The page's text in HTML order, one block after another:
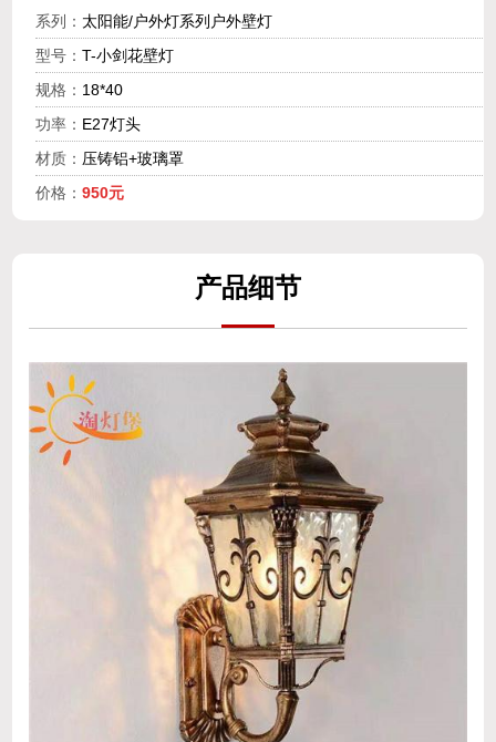
系列： 太阳能/户外灯系列户外壁灯
型号： T-小剑花壁灯
规格： 18*40
功率： E27灯头
材质： 压铸铝+玻璃罩
价格： 950元
产品细节